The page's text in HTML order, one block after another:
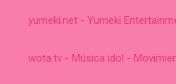
yumeki.net - Yumeki
wota.tv - Música idol -